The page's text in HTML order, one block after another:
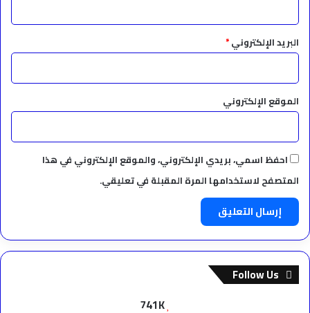
البريد الإلكتروني*
الموقع الإلكتروني
احفظ اسمي، بريدي الإلكتروني، والموقع الإلكتروني في هذا
المتصفح لاستخدامها المرة المقبلة في تعليقي.
Follow Us
741K